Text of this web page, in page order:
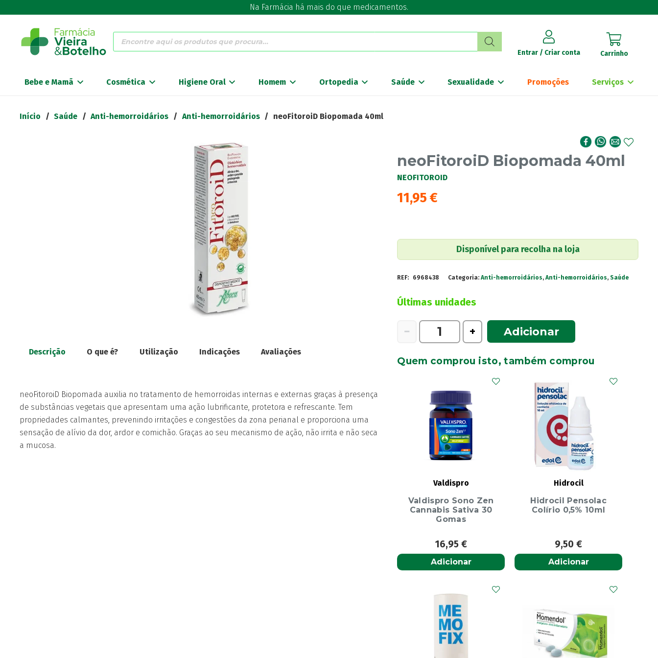
Na Farmácia há mais do que medicamentos.
Products
search
Entrar / Criar conta Carrinho
Bebe e Mamã Cosmética Higiene Oral Homem Ortopedia Saúde Sexualidade Promoções Serviços
Início / Saúde / Anti-hemorroidários / Anti-hemorroidários / neoFitoroiD Biopomada 40ml
Descrição O que é? Utilização Indicações Avaliações
neoFitoroiD Biopomada auxilia no tratamento de hemorroidas internas e externas graças à presença
de substâncias vegetais que apresentam uma ação lubrificante, protetora e refrescante. Tem
propriedades calmantes, prevenindo irritações e congestões da zona perianal e proporciona uma
sensação de alívio da dor, ardor e comichão. Graças ao seu mecanismo de ação, não irrita e não seca
a mucosa.
neoFitoroiD Biopomada 40ml
NEOFITOROID
11,95€
Disponível para recolha na loja
REF: 6968438 Categoria: Anti-hemorroidários, Anti-hemorroidários, Saúde
Últimas unidades
−
Quantidade
Biopomada
+ Adicionar
Quem comprou isto, também comprou
Valdispro
Valdispro Sono Zen
Cannabis Sativa 30
Gomas
16,95 €
Adicionar
Hidrocil
Hidrocil Pensolac
Colírio 0,5% 10ml
9,50€
Adicionar